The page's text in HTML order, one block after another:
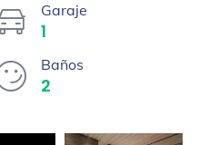
Garaje
1
Baños
2